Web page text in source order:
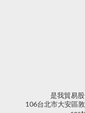
是我貿易
106台北市大安區